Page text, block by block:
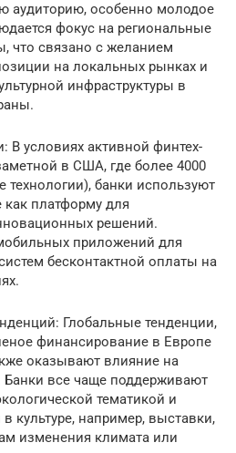
аудиторию, особенно молодое
фокус на региональные
что связано с желанием
на локальных рынках и
инфраструктуры в
В условиях активной финтех-
в США, где более 4000
банки используют
как платформу для
решений.
приложений для
бесконтактной оплаты на
Глобальные тенденции,
финансирование в Европе
оказывают влияние на
Банки все чаще поддерживают
тематикой и
культуре, например, выставки,
изменения климата или